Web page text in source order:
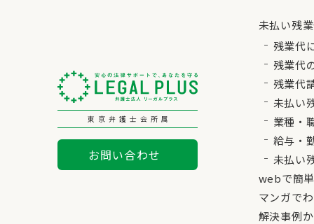
東京弁護士会所属
お問い合わせ
未払い残
残業代
残業代
残業代
未払い
業種・
給与・
未払い
webで簡
マンガで
解決事例